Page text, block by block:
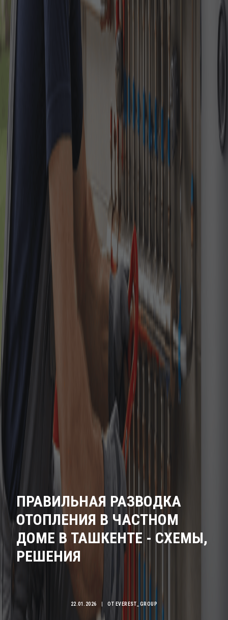
ПРАВИЛЬНАЯ РАЗВОДКА
ОТОПЛЕНИЯ В ЧАСТНОМ
ДОМЕ В ТАШКЕНТЕ - СХЕМЫ,
РЕШЕНИЯ
22.01.2026 ОТ EVEREST_GROUP